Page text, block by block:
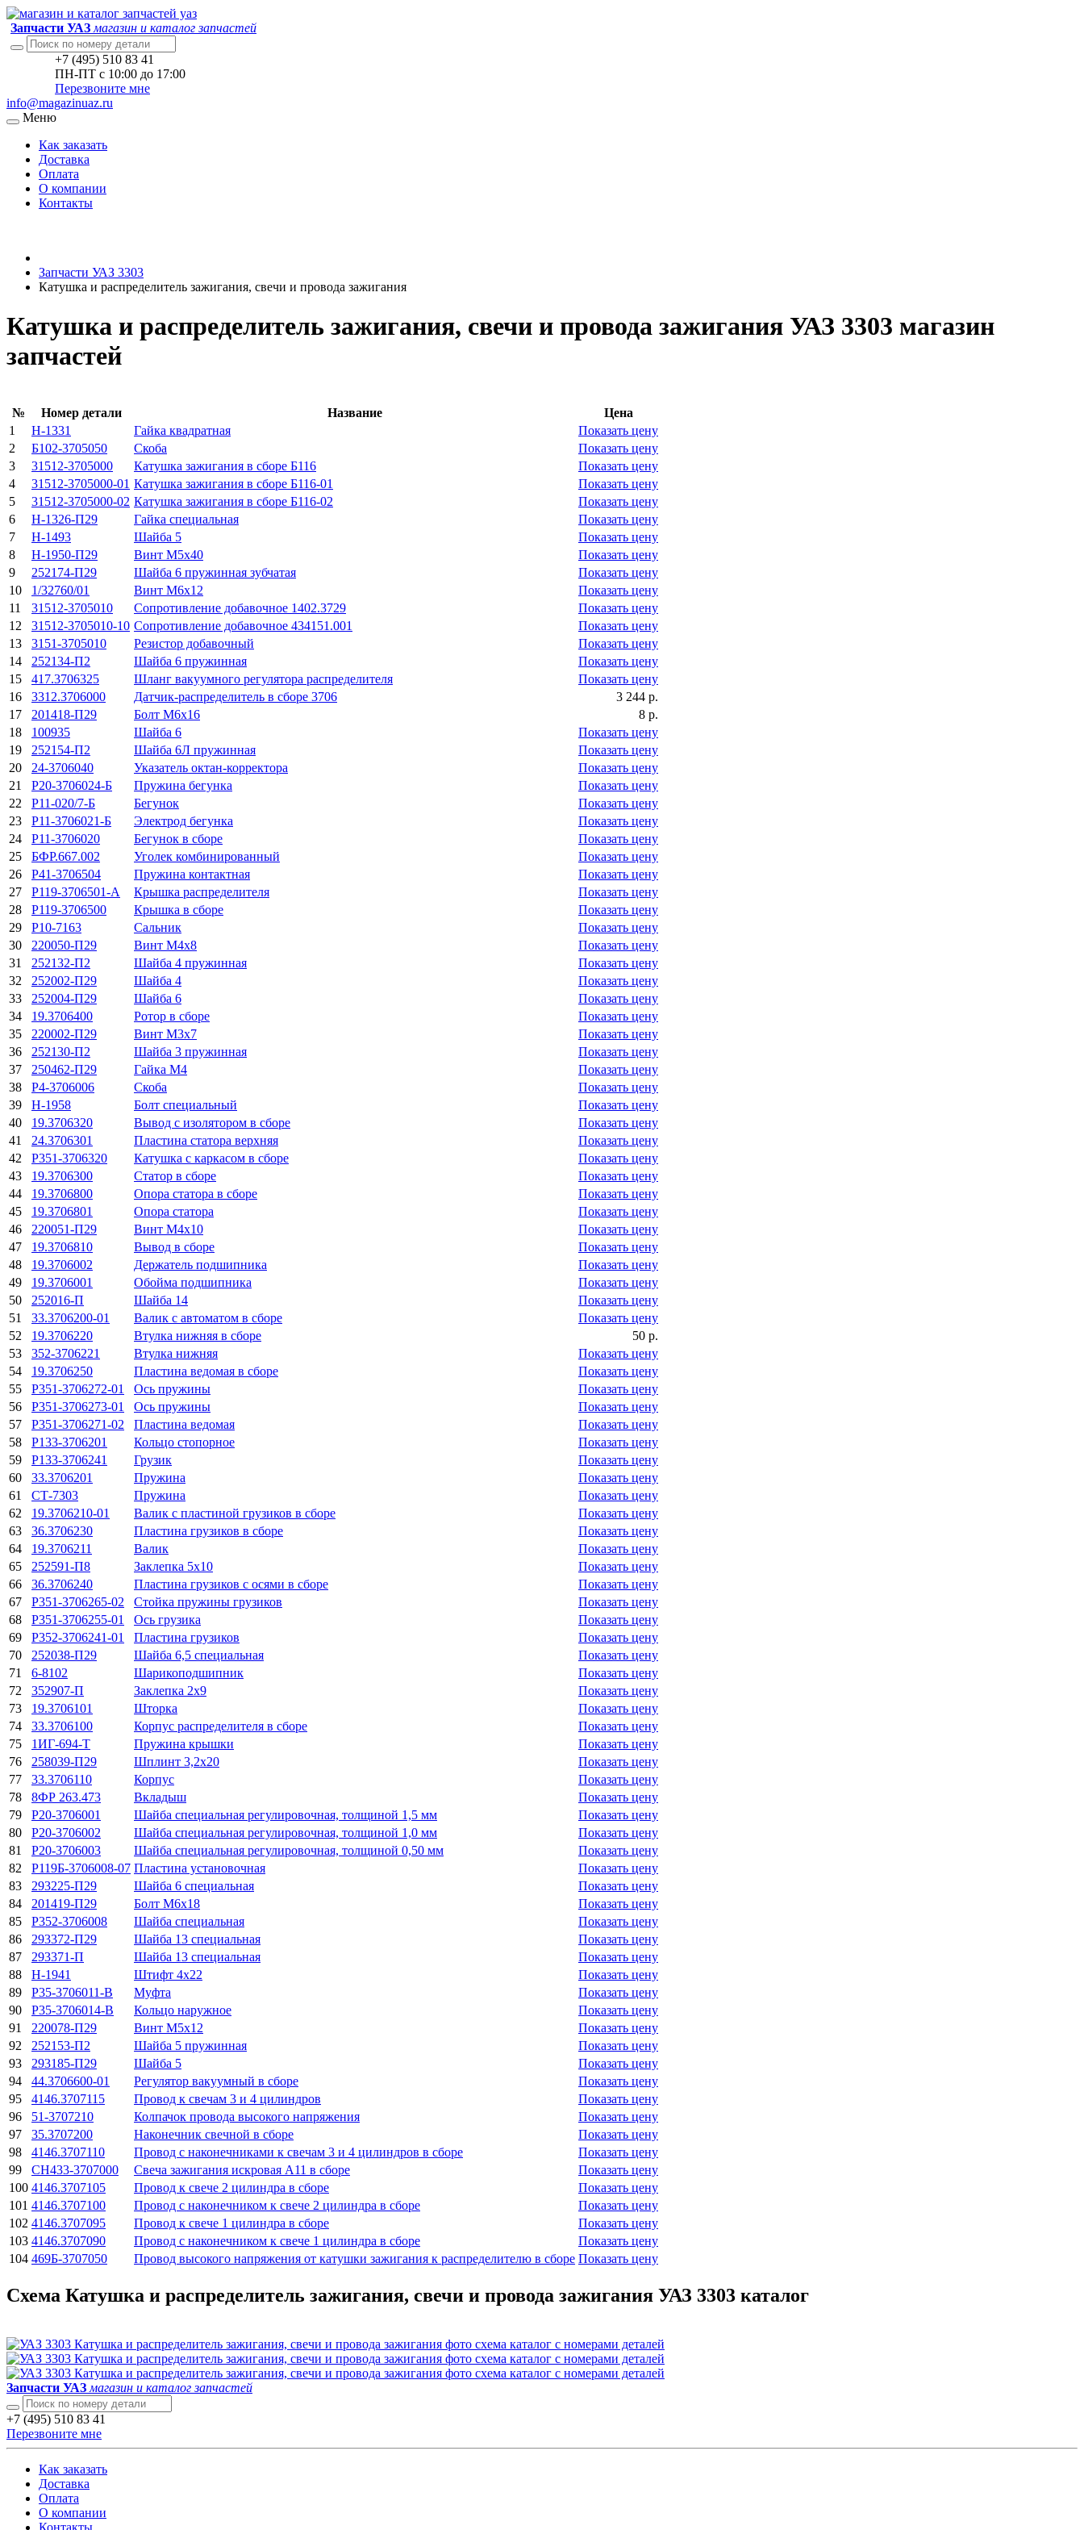
Запчасти УАЗ магазин и каталог запчастей
+7 (495) 510 83 41
ПН-ПТ с 10:00 до 17:00
Перезвоните мне
info@magazinuaz.ru
Меню
Как заказать
Доставка
Оплата
О компании
Контакты
Запчасти УАЗ 3303
Катушка и распределитель зажигания, свечи и провода зажигания
Катушка и распределитель зажигания, свечи и провода зажигания УАЗ 3303 магазин
запчастей
№ Номер детали Название
Цена
1
Н-1331 Гайка квадратная
Показать цену
2
Б102-3705050 Скоба
Показать цену
3
31512-3705000 Катушка зажигания в сборе Б116
Показать цену
4
31512-3705000-01 Катушка зажигания в сборе Б116-01
Показать цену
5
31512-3705000-02 Катушка зажигания в сборе Б116-02
Показать цену
6
Н-1326-П29 Гайка специальная
Показать цену
7
Н-1493 Шайба 5
Показать цену
8
Н-1950-П29 Винт М5х40
Показать цену
9
252174-П29 Шайба 6 пружинная зубчатая
Показать цену
10
1/32760/01 Винт М6х12
Показать цену
11
31512-3705010 Сопротивление добавочное 1402.3729
Показать цену
12
31512-3705010-10 Сопротивление добавочное 434151.001
Показать цену
13
3151-3705010 Резистор добавочный
Показать цену
14
252134-П2 Шайба 6 пружинная
Показать цену
15
417.3706325 Шланг вакуумного регулятора распределителя
Показать цену
16
3312.3706000 Датчик-распределитель в сборе 3706
3 244 р.
17
201418-П29 Болт М6х16
8 р.
18
100935 Шайба 6
Показать цену
19
252154-П2 Шайба 6Л пружинная
Показать цену
20
24-3706040 Указатель октан-корректора
Показать цену
21
Р20-3706024-Б Пружина бегунка
Показать цену
22
Р11-020/7-Б Бегунок
Показать цену
23
Р11-3706021-Б Электрод бегунка
Показать цену
24
Р11-3706020 Бегунок в сборе
Показать цену
25
БФР.667.002 Уголек комбинированный
Показать цену
26
Р41-3706504 Пружина контактная
Показать цену
27
Р119-3706501-А Крышка распределителя
Показать цену
28
Р119-3706500 Крышка в сборе
Показать цену
29
Р10-7163 Сальник
Показать цену
30
220050-П29 Винт М4х8
Показать цену
31
252132-П2 Шайба 4 пружинная
Показать цену
32
252002-П29 Шайба 4
Показать цену
33
252004-П29 Шайба 6
Показать цену
34
19.3706400 Ротор в сборе
Показать цену
35
220002-П29 Винт М3х7
Показать цену
36
252130-П2 Шайба 3 пружинная
Показать цену
37
250462-П29 Гайка М4
Показать цену
38
Р4-3706006 Скоба
Показать цену
39
Н-1958 Болт специальный
Показать цену
40
19.3706320 Вывод с изолятором в сборе
Показать цену
41
24.3706301 Пластина статора верхняя
Показать цену
42
Р351-3706320 Катушка с каркасом в сборе
Показать цену
43
19.3706300 Статор в сборе
Показать цену
44
19.3706800 Опора статора в сборе
Показать цену
45
19.3706801 Опора статора
Показать цену
46
220051-П29 Винт М4х10
Показать цену
47
19.3706810 Вывод в сборе
Показать цену
48
19.3706002 Держатель подшипника
Показать цену
49
19.3706001 Обойма подшипника
Показать цену
50
252016-П Шайба 14
Показать цену
51
33.3706200-01 Валик с автоматом в сборе
Показать цену
52
19.3706220 Втулка нижняя в сборе
50 р.
53
352-3706221 Втулка нижняя
Показать цену
54
19.3706250 Пластина ведомая в сборе
Показать цену
55
Р351-3706272-01 Ось пружины
Показать цену
56
Р351-3706273-01 Ось пружины
Показать цену
57
Р351-3706271-02 Пластина ведомая
Показать цену
58
Р133-3706201 Кольцо стопорное
Показать цену
59
Р133-3706241 Грузик
Показать цену
60
33.3706201 Пружина
Показать цену
61
СТ-7303 Пружина
Показать цену
62
19.3706210-01 Валик с пластиной грузиков в сборе
Показать цену
63
36.3706230 Пластина грузиков в сборе
Показать цену
64
19.3706211 Валик
Показать цену
65
252591-П8 Заклепка 5х10
Показать цену
66
36.3706240 Пластина грузиков с осями в сборе
Показать цену
67
Р351-3706265-02 Стойка пружины грузиков
Показать цену
68
Р351-3706255-01 Ось грузика
Показать цену
69
Р352-3706241-01 Пластина грузиков
Показать цену
70
252038-П29 Шайба 6,5 специальная
Показать цену
71
6-8102 Шарикоподшипник
Показать цену
72
352907-П Заклепка 2х9
Показать цену
73
19.3706101 Шторка
Показать цену
74
33.3706100 Корпус распределителя в сборе
Показать цену
75
1ИГ-694-Т Пружина крышки
Показать цену
76
258039-П29 Шплинт 3,2x20
Показать цену
77
33.3706110 Корпус
Показать цену
78
8ФР 263.473 Вкладыш
Показать цену
79
P20-3706001 Шайба специальная регулировочная, толщиной 1,5 мм
Показать цену
80
Р20-3706002 Шайба специальная регулировочная, толщиной 1,0 мм
Показать цену
81
Р20-3706003 Шайба специальная регулировочная, толщиной 0,50 мм
Показать цену
82
Р119Б-3706008-07 Пластина установочная
Показать цену
83
293225-П29 Шайба 6 специальная
Показать цену
84
201419-П29 Болт M6x18
Показать цену
85
Р352-3706008 Шайба специальная
Показать цену
86
293372-П29 Шайба 13 специальная
Показать цену
87
293371-П Шайба 13 специальная
Показать цену
88
H-1941 Штифт 4x22
Показать цену
89
P35-3706011-B Муфта
Показать цену
90
P35-3706014-B Кольцо наружное
Показать цену
91
220078-П29 Винт M5x12
Показать цену
92
252153-П2 Шайба 5 пружинная
Показать цену
93
293185-П29 Шайба 5
Показать цену
94
44.3706600-01 Регулятор вакуумный в сборе
Показать цену
95
4146.3707115 Провод к свечам 3 и 4 цилиндров
Показать цену
96
51-3707210 Колпачок провода высокого напряжения
Показать цену
97
35.3707200 Наконечник свечной в сборе
Показать цену
98
4146.3707110 Провод с наконечниками к свечам 3 и 4 цилиндров в сборе
Показать цену
99
CH433-3707000 Свеча зажигания искровая А11 в сборе
Показать цену
100 4146.3707105 Провод к свече 2 цилиндра в сборе
Показать цену
101 4146.3707100 Провод с наконечником к свече 2 цилиндра в сборе
Показать цену
102 4146.3707095 Провод к свече 1 цилиндра в сборе
Показать цену
103 4146.3707090 Провод с наконечником к свече 1 цилиндра в сборе
Показать цену
104 469Б-3707050 Провод высокого напряжения от катушки зажигания к распределителю в сборе Показать цену
Схема Катушка и распределитель зажигания, свечи и провода зажигания УАЗ 3303 каталог
Запчасти УАЗ магазин и каталог запчастей
+7 (495) 510 83 41
Перезвоните мне
Как заказать
Доставка
Оплата
О компании
Контакты